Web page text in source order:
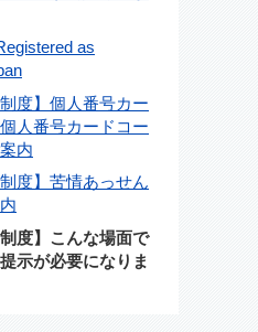
as
度】個人番号カー
人番号カードコー
内
度】苦情あっせん
度】こんな場面で
示が必要になりま